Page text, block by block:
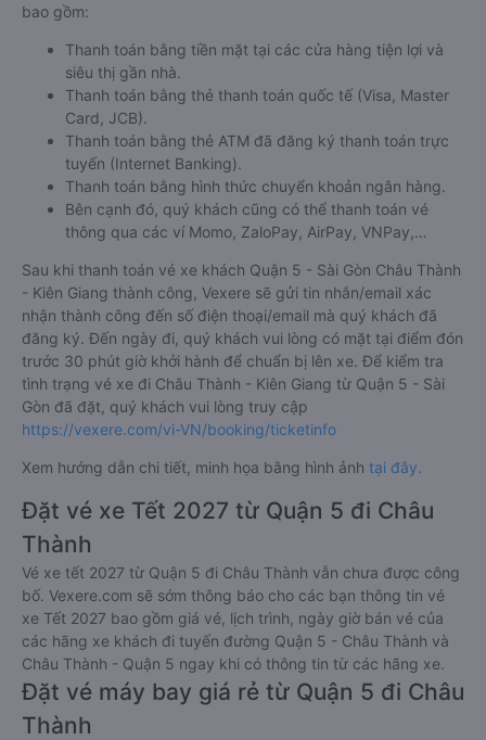
bao gồm:
Thanh toán bằng tiền mặt tại các cửa hàng tiện lợi và
siêu thị gần nhà.
Thanh toán bằng thẻ thanh toán quốc tế (Visa, Master
Card, JCB).
Thanh toán bằng thẻ ATM đã đăng ký thanh toán trực
tuyến (Internet Banking).
Thanh toán bằng hình thức chuyển khoản ngân hàng.
Bên cạnh đó, quý khách cũng có thể thanh toán vé
thông qua các ví Momo, ZaloPay, AirPay, VNPay,…
Sau khi thanh toán vé xe khách Quận 5 - Sài Gòn Châu Thành
- Kiên Giang thành công, Vexere sẽ gửi tin nhắn/email xác
nhận thành công đến số điện thoại/email mà quý khách đã
đăng ký. Đến ngày đi, quý khách vui lòng có mặt tại điểm đón
trước 30 phút giờ khởi hành để chuẩn bị lên xe. Để kiểm tra
tình trạng vé xe đi Châu Thành - Kiên Giang từ Quận 5 - Sài
Gòn đã đặt, quý khách vui lòng truy cập
https://vexere.com/vi-VN/booking/ticketinfo
Xem hướng dẫn chi tiết, minh họa bằng hình ảnh tại đây.
Đặt vé xe Tết 2027 từ Quận 5 đi Châu
Thành
Vé xe tết 2027 từ Quận 5 đi Châu Thành vẫn chưa được công
bố. Vexere.com sẽ sớm thông báo cho các bạn thông tin vé
xe Tết 2027 bao gồm giá vé, lịch trình, ngày giờ bán vé của
các hãng xe khách đi tuyến đường Quận 5 - Châu Thành và
Châu Thành - Quận 5 ngay khi có thông tin từ các hãng xe.
Đặt vé máy bay giá rẻ từ Quận 5 đi Châu
Thành